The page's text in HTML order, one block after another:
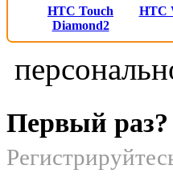
HTC Touch
Diamond2
HTC
Первый раз?